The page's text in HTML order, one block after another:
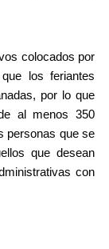
colocados por
los feriantes
por lo que
al menos 350
personas que se
que desean
con